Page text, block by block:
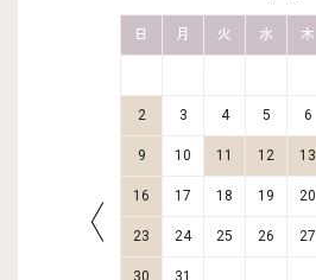
日 月 火 水 木
2 3 4 5 6
9 10 11 12 13
16 17 18 19 20
23 24 25 26 27
30 31